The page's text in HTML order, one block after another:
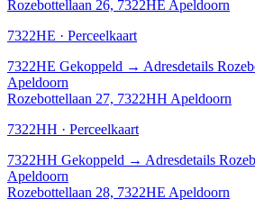
Rozebottellaan 26, 7322HE Apeldoorn
7322HE · Perceelkaart
7322HE Gekoppeld → Adresdetails
Apeldoorn
Rozebottellaan 27, 7322HH Apeldoorn
7322HH · Perceelkaart
7322HH Gekoppeld → Adresdetails
Apeldoorn
Rozebottellaan 28, 7322HE Apeldoorn